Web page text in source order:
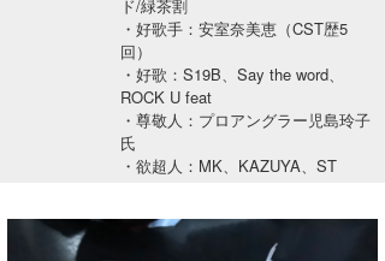
ド/緑茶割
・好歌手：安室奈美恵（CST歴5
回）
・好歌：S19B、Say the word、
ROCK U feat
・尊敬人：プロアングラー児島玲子
氏
・欲超人：MK、KAZUYA、ST
四国
ルール＆How to
サーファーズ